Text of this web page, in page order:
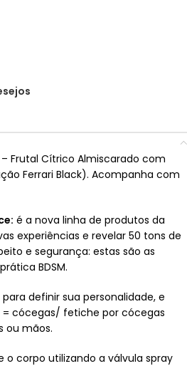
Frutal Cítrico Almiscarado com
Ferrari Black). Acompanha com
é a nova linha de produtos da
experiências e revelar 50 tons de
e segurança: estas são as
BDSM.
definir sua personalidade, e
= cócegas/ fetiche por cócegas
ou mãos.
o corpo utilizando a válvula spray